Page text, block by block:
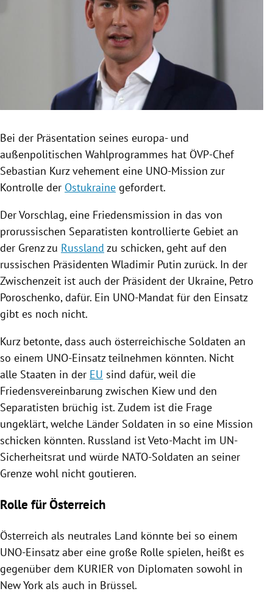
Untermenü
Untermenü
Untermenü
Untermenü
Bei der Präsentation seines europa- und
außenpolitischen Wahlprogrammes hat ÖVP-Chef
Sebastian Kurzvehement eine UNO-Mission zur
Kontrolle der Ostukraine gefordert.
Der Vorschlag, eine Friedensmission in das von
prorussischen Separatisten kontrollierte Gebiet an
der Grenz zu Russland zu schicken, geht auf den
russischen Präsidenten Wladimir Putin zurück. In der
Zwischenzeit ist auch der Präsident der Ukraine, Petro
Poroschenko, dafür. Ein UNO-Mandat für den Einsatz
gibt es noch nicht.
Kurz betonte, dass auch österreichische Soldaten an
so einem UNO-Einsatz teilnehmen könnten. Nicht
alle Staaten in der EU sind dafür, weil die
Friedensvereinbarung zwischen Kiew und den
Separatisten brüchig ist. Zudem ist die Frage
ungeklärt, welche Länder Soldaten in so eine Mission
schicken könnten. Russland ist Veto-Macht im UN-
Sicherheitsrat und würde NATO-Soldaten an seiner
Grenze wohl nicht goutieren.
Rolle für Österreich
Österreich als neutrales Land könnte bei so einem
UNO-Einsatz aber eine große Rolle spielen, heißt es
gegenüber dem KURIER von Diplomaten sowohl in
New Yorkals auch in Brüssel.